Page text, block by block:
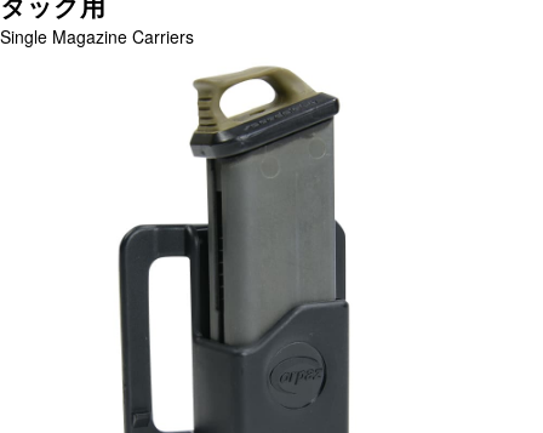
Single Magazine Carriers